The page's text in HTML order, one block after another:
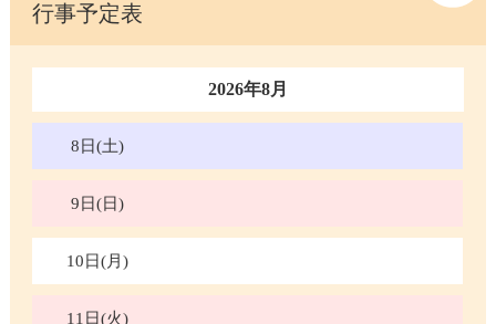
行事予定表
2026年8月
8日(土)
9日(日)
10日(月)
11日(火)